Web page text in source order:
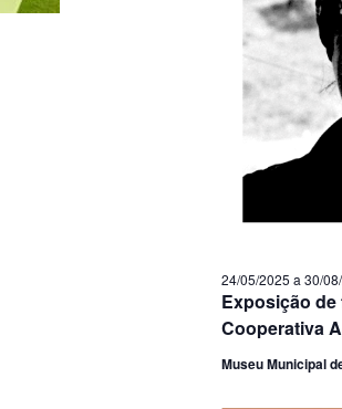
Exposição de
Cooperativa
24/05/2025 a 30/
Museu Municipal